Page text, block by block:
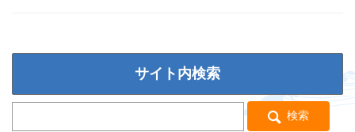
サイト内検索
検索